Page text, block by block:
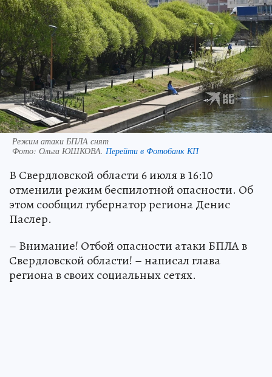
Режим атаки БПЛА снят
Фото: Ольга ЮШКОВА. Перейти в Фотобанк КП
В Свердловской области 6 июля в 16:10
отменили режим беспилотной опасности. Об
этом сообщил губернатор региона Денис
Паслер.
– Внимание! Отбой опасности атаки БПЛА в
Свердловской области! – написал глава
региона в своих социальных сетях.